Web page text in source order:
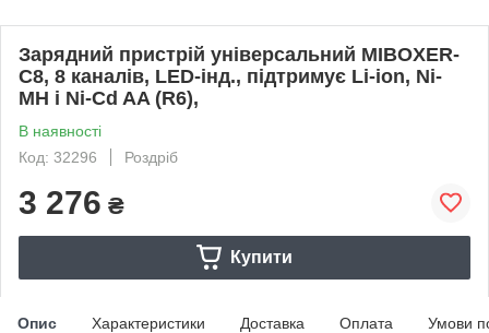
Зарядний пристрій універсальний MIBOXER-
C8, 8 каналів, LED-інд., підтримує Li-ion, Ni-
MH і Ni-Cd AA (R6),
В наявності
Код: 32296
Роздріб
3 276 ₴
Купити
Опис Характеристики Доставка Оплата Умови